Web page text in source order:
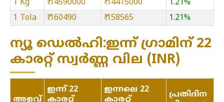
1 Kg ₹ 14590000 ₹ 14415000
1.21%
1 Tola
₹ 160490 ₹ 158565 1.21%
ന്യൂ ഡെൽഹി:ഇന്ന് ഗ്രാമിന് 22
കാരറ്റ് സ്വർണ്ണ വില (INR)
അളവ്
ഇന്ന് 22
കാരറ്റ്
ഇന്നലെ 22
കാരറ്റ്
പ്രതിദിന